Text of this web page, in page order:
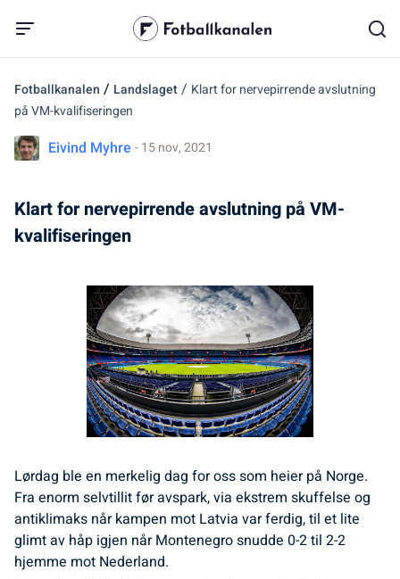
Fotballkanalen / Landslaget/ Klart for nervepirrende avslutning
på VM-kvalifiseringen
Eivind Myhre - 15 nov, 2021
Klart for nervepirrende avslutning på VM-
kvalifiseringen
Lørdag ble en merkelig dag for oss som heier på Norge.
Fra enorm selvtillit før avspark, via ekstrem skuffelse og
antiklimaks når kampen mot Latvia var ferdig, til et lite
glimt av håp igjen når Montenegro snudde 0-2 til 2-2
hjemme mot Nederland.